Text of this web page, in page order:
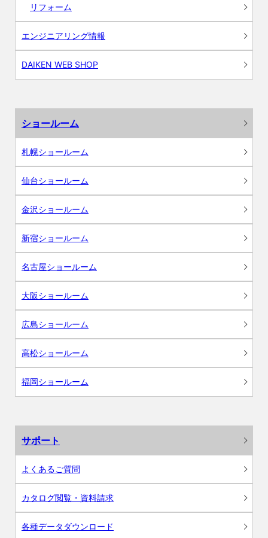
リフォーム
エンジニアリング情報
DAIKEN WEB SHOP
ショールーム
札幌ショールーム
仙台ショールーム
金沢ショールーム
新宿ショールーム
名古屋ショールーム
大阪ショールーム
広島ショールーム
高松ショールーム
福岡ショールーム
サポート
よくあるご質問
カタログ閲覧・資料請求
各種データダウンロード